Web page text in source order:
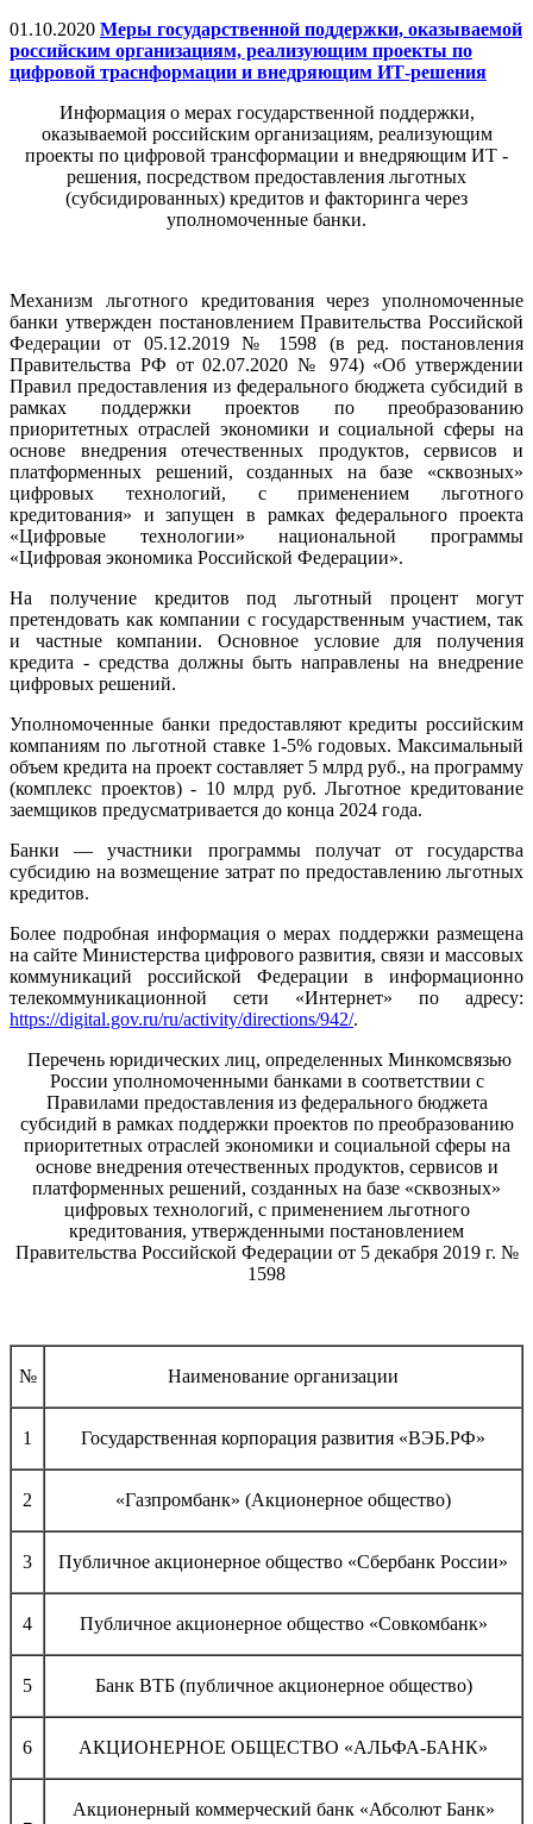
01.10.2020 Меры государственной поддержки, оказываемой
российским организациям, реализующим проекты по
цифровой траснформации и внедряющим ИТ-решения
Информация о мерах государственной поддержки,
оказываемой российским организациям, реализующим
проекты по цифровой трансформации и внедряющим ИТ -
решения, посредством предоставления льготных
(субсидированных) кредитов и факторинга через
уполномоченные банки.
Механизм льготного кредитования через уполномоченные
банки утвержден постановлением Правительства Российской
Федерации от 05.12.2019 № 1598 (в ред. постановления
Правительства РФ от 02.07.2020 № 974) «Об утверждении
Правил предоставления из федерального бюджета субсидий в
рамках поддержки проектов по преобразованию
приоритетных отраслей экономики и социальной сферы на
основе внедрения отечественных продуктов, сервисов и
платформенных решений, созданных на базе «сквозных»
цифровых технологий, с применением льготного
кредитования» и запущен в рамках федерального проекта
«Цифровые технологии» национальной программы
«Цифровая экономика Российской Федерации».
На получение кредитов под льготный процент могут
претендовать как компании с государственным участием, так
и частные компании. Основное условие для получения
кредита - средства должны быть направлены на внедрение
цифровых решений.
Уполномоченные банки предоставляют кредиты российским
компаниям по льготной ставке 1-5% годовых. Максимальный
объем кредита на проект составляет 5 млрд руб., на программу
(комплекс проектов) - 10 млрд руб. Льготное кредитование
заемщиков предусматривается до конца 2024 года.
Банки — участники программы получат от государства
субсидию на возмещение затрат по предоставлению льготных
кредитов.
Более подробная информация о мерах поддержки размещена
на сайте Министерства цифрового развития, связи и массовых
коммуникаций российской Федерации в информационно
телекоммуникационной сети «Интернет» по адресу:
https://digital.gov.ru/ru/activity/directions/942/.
Перечень юридических лиц, определенных Минкомсвязью
России уполномоченными банками в соответствии с
Правилами предоставления из федерального бюджета
субсидий в рамках поддержки проектов по преобразованию
приоритетных отраслей экономики и социальной сферы на
основе внедрения отечественных продуктов, сервисов и
платформенных решений, созданных на базе «сквозных»
цифровых технологий, с применением льготного
кредитования, утвержденными постановлением
Правительства Российской Федерации от 5 декабря 2019 г. №
1598
№ Наименование организации
1 Государственная корпорация развития «ВЭБ.РФ»
2 «Газпромбанк» (Акционерное общество)
3 Публичное акционерное общество «Сбербанк России»
4 Публичное акционерное общество «Совкомбанк»
5 Банк ВТБ (публичное акционерное общество)
6 АКЦИОНЕРНОЕ ОБЩЕСТВО «АЛЬФА-БАНК»
Акционерный коммерческий банк «Абсолют Банк»